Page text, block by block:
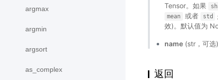
argmax
argmin
argsort
as_complex
Tensor。如果
mean
或者 std
效)。默认值为
name (str，可
返回